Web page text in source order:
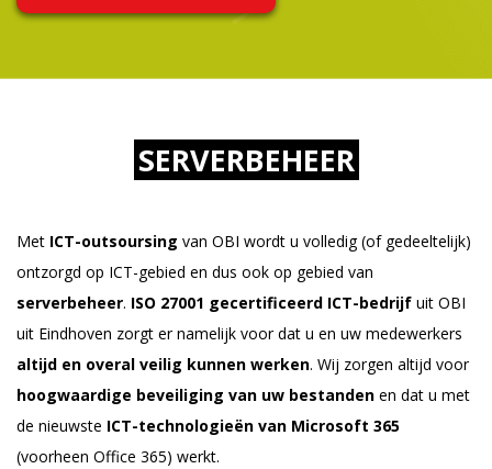
SERVERBEHEER
Met ICT-outsoursing van OBI wordt u volledig (of gedeeltelijk)
ontzorgd op ICT-gebied en dus ook op gebied van
serverbeheer. ISO 27001 gecertificeerd ICT-bedrijf uit OBI
uit Eindhoven zorgt er namelijk voor dat u en uw medewerkers
altijd en overal veilig kunnen werken. Wij zorgen altijd voor
hoogwaardige beveiliging van uw bestanden en dat u met
de nieuwste ICT-technologieën van Microsoft 365
(voorheen Office 365) werkt.